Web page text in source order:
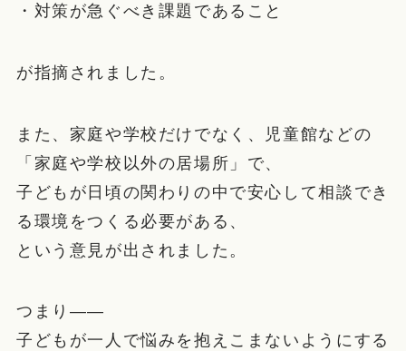
・対策が急ぐべき課題であること
が指摘されました。
また、家庭や学校だけでなく、児童館などの
「家庭や学校以外の居場所」で、
子どもが日頃の関わりの中で安心して相談でき
る環境をつくる必要がある、
という意見が出されました。
つまり――
子どもが一人で悩みを抱えこまないようにする